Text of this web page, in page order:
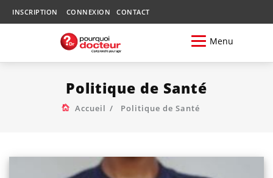
INSCRIPTION CONNEXION CONTACT
Menu
Politique de Santé
Accueil Politique de Santé